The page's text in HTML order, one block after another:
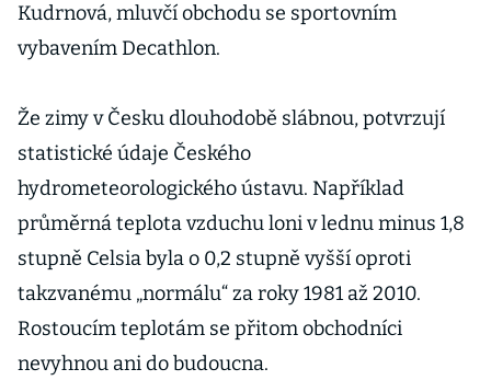
Kudrnová, mluvčí obchodu se sportovním
vybavením Decathlon.
Že zimy v Česku dlouhodobě slábnou, potvrzují
statistické údaje Českého
hydrometeorologického ústavu. Například
průměrná teplota vzduchu loni v lednu minus 1,8
stupně Celsia byla o 0,2 stupně vyšší oproti
takzvanému „normálu“ za roky 1981 až 2010.
Rostoucím teplotám se přitom obchodníci
nevyhnou ani do budoucna.